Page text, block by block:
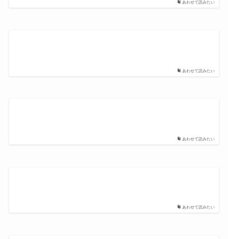
あわせて読みたい
あわせて読みたい
あわせて読みたい
あわせて読みたい